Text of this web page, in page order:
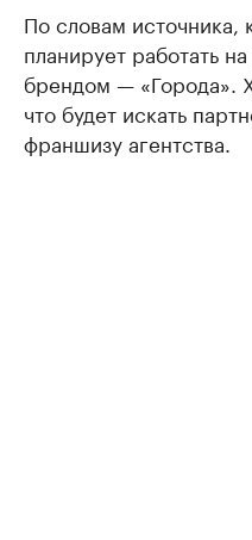
По словам источника,
планирует работать
брендом — «Города».
что будет искать
франшизу агентства.